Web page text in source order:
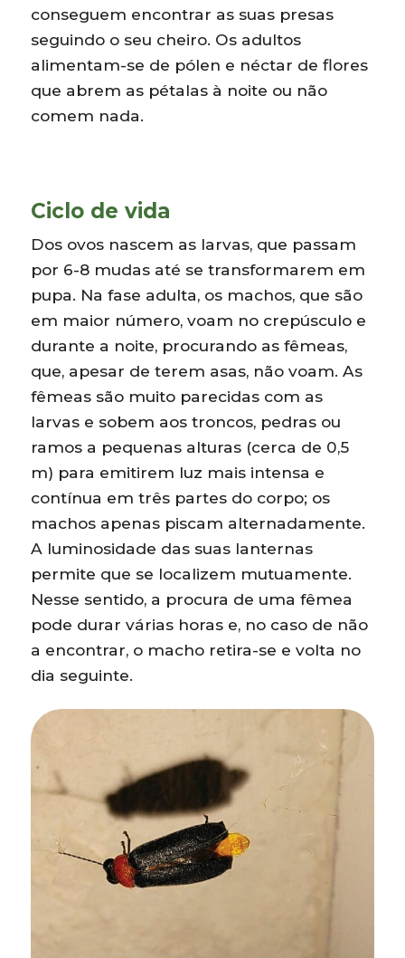
conseguem encontrar as suas presas
seguindo o seu cheiro. Os adultos
alimentam-se de pólen e néctar de flores
que abrem as pétalas à noite ou não
comem nada.
Ciclo de vida
Dos ovos nascem as larvas, que passam
por 6-8 mudas até se transformarem em
pupa. Na fase adulta, os machos, que são
em maior número, voam no crepúsculo e
durante a noite, procurando as fêmeas,
que, apesar de terem asas, não voam. As
fêmeas são muito parecidas com as
larvas e sobem aos troncos, pedras ou
ramos a pequenas alturas (cerca de 0,5
m) para emitirem luz mais intensa e
contínua em três partes do corpo; os
machos apenas piscam alternadamente.
A luminosidade das suas lanternas
permite que se localizem mutuamente.
Nesse sentido, a procura de uma fêmea
pode durar várias horas e, no caso de não
a encontrar, o macho retira-se e volta no
dia seguinte.